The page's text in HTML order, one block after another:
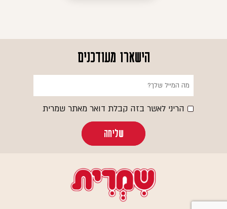
הישארו מעודכנים
הריני לאשר בזה קבלת דואר מאתר שמרית
שליחה